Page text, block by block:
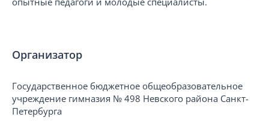
Организатор
Государственное бюджетное общеобразовательное
учреждение гимназия № 498 Невского района Санкт-
Петербурга